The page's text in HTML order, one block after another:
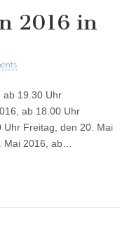
2016 in
ab 19.30 Uhr
ab 18.00 Uhr
Uhr Freitag, den 20. Mai
Mai 2016, ab…